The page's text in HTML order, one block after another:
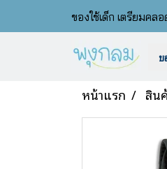
ของใช้เด็ก เตรียมค
ข
หน้าแรก สิน